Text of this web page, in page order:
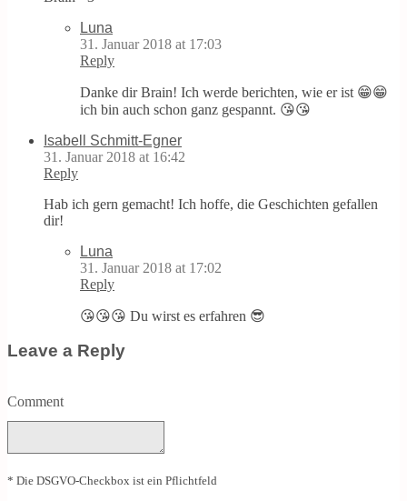
Luna
31. Januar 2018 at 17:03
Reply
Danke dir Brain! Ich werde berichten, wie er ist 😁😁
ich bin auch schon ganz gespannt. 😘😘
Isabell Schmitt-Egner
31. Januar 2018 at 16:42
Reply
Hab ich gern gemacht! Ich hoffe, die Geschichten gefallen
dir!
Luna
31. Januar 2018 at 17:02
Reply
😘😘😘 Du wirst es erfahren 😎
Leave a Reply
Comment
* Die DSGVO-Checkbox ist ein Pflichtfeld